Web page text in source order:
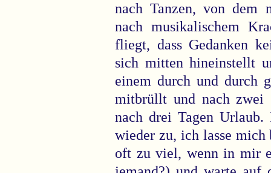
nach Tanzen, von dem
nach musikalischem
fliegt, dass Gedanken
sich mitten hineinstellt
einem durch und durch
mitbrüllt und nach zwei
nach drei Tagen
wieder zu, ich lasse
oft zu viel, wenn in mir